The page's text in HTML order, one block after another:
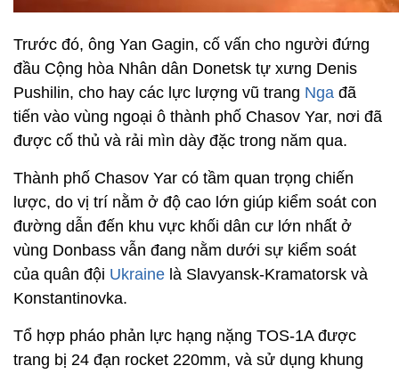
Trước đó, ông Yan Gagin, cố vấn cho người đứng
đầu Cộng hòa Nhân dân Donetsk tự xưng Denis
Pushilin, cho hay các lực lượng vũ trang Nga đã
tiến vào vùng ngoại ô thành phố Chasov Yar, nơi đã
được cố thủ và rải mìn dày đặc trong năm qua.
Thành phố Chasov Yar có tầm quan trọng chiến
lược, do vị trí nằm ở độ cao lớn giúp kiểm soát con
đường dẫn đến khu vực khối dân cư lớn nhất ở
vùng Donbass vẫn đang nằm dưới sự kiểm soát
của quân đội Ukraine là Slavyansk-Kramatorsk và
Konstantinovka.
Tổ hợp pháo phản lực hạng nặng TOS-1A được
trang bị 24 đạn rocket 220mm, và sử dụng khung